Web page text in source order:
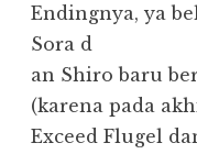
Endingnya, ya
Sora d
an Shiro baru
(karena pada
Exceed Flugel